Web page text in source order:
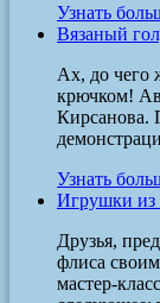
Узнать
Вязаный
Ах, до чего
крючком!
Кирсанова.
Узнать
Игрушки из
Друзья,
флиса
мастер-